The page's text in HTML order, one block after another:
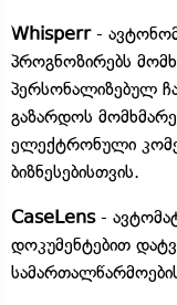
Whisperr-
პროგნოზირებს
პერსონალიზებულ
გაზარდოს
ელექტრონული
ბიზნესებისთვის.
CaseLens-
დოკუმენტებით